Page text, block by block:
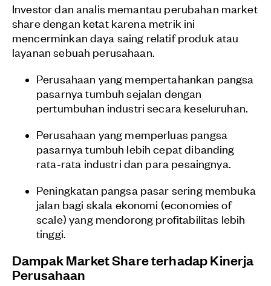
Investor dan analis memantau perubahan market
share dengan ketat karena metrik ini
mencerminkan daya saing relatif produk atau
layanan sebuah perusahaan.
Perusahaan yang mempertahankan pangsa
pasarnya tumbuh sejalan dengan
pertumbuhan industri secara keseluruhan.
Perusahaan yang memperluas pangsa
pasarnya tumbuh lebih cepat dibanding
rata-rata industri dan para pesaingnya.
Peningkatan pangsa pasar sering membuka
jalan bagi skala ekonomi (economies of
scale) yang mendorong profitabilitas lebih
tinggi.
Dampak Market Share terhadap Kinerja
Perusahaan